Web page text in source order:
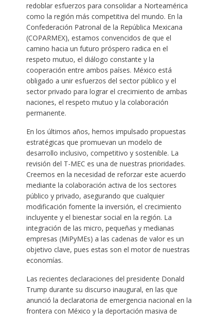
redoblar esfuerzos para consolidar a Norteamérica
como la región más competitiva del mundo. En la
Confederación Patronal de la República Mexicana
(COPARMEX), estamos convencidos de que el
camino hacia un futuro próspero radica en el
respeto mutuo, el diálogo constante y la
cooperación entre ambos países. México está
obligado a unir esfuerzos del sector público y el
sector privado para lograr el crecimiento de ambas
naciones, el respeto mutuo y la colaboración
permanente.
En los últimos años, hemos impulsado propuestas
estratégicas que promuevan un modelo de
desarrollo inclusivo, competitivo y sostenible. La
revisión del T-MEC es una de nuestras prioridades.
Creemos en la necesidad de reforzar este acuerdo
mediante la colaboración activa de los sectores
público y privado, asegurando que cualquier
modificación fomente la inversión, el crecimiento
incluyente y el bienestar social en la región. La
integración de las micro, pequeñas y medianas
empresas (MiPyMEs) a las cadenas de valor es un
objetivo clave, pues estas son el motor de nuestras
economías.
Las recientes declaraciones del presidente Donald
Trump durante su discurso inaugural, en las que
anunció la declaratoria de emergencia nacional en la
frontera con México y la deportación masiva de